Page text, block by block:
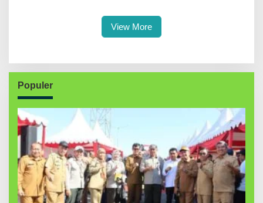
View More
Populer